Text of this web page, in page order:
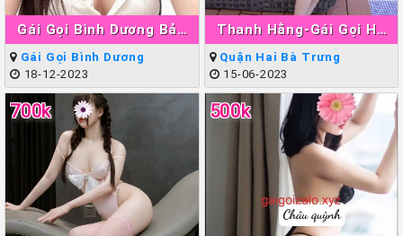
Gái Gọi Bình Dương Bảo
Ngân
Gái Gọi Bình Dương
18-12-2023
Thanh Hằng-Gái Gọi Hà
Nội Làm Tình Giỏi Đẳng
Quận Hai Bà Trưng
15-06-2023
700k 500k